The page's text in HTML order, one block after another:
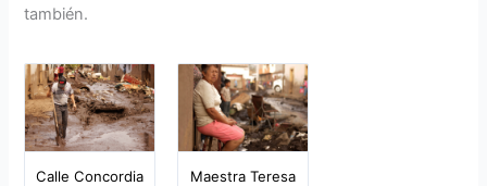
también.
Calle Concordia Maestra Teresa